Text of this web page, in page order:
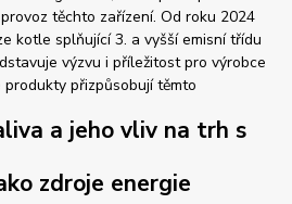
těchto zařízení. Od roku 2024
kotle splňující 3. a vyšší emisní třídu
výzvu i příležitost pro výrobce
přizpůsobují těmto
a jeho vliv na trh s
zdroje energie